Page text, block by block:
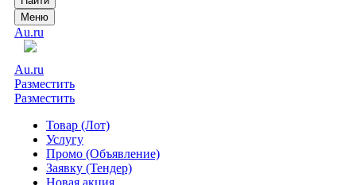
Меню
Au.ru
Au.ru
Разместить
Разместить
Товар (Лот)
Услугу
Промо (Объявление)
Заявку (Тендер)
Новая акция